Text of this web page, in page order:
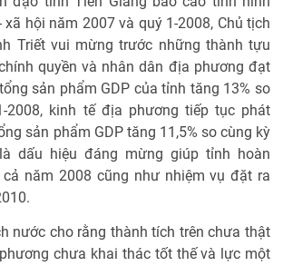
xã hội năm 2007 và quý 1-2008, Chủ tịch
Triết vui mừng trước những thành tựu
quyền và nhân dân địa phương đạt
sản phẩm GDP của tỉnh tăng 13% so
2008, kinh tế địa phương tiếp tục phát
sản phẩm GDP tăng 11,5% so cùng kỳ
dấu hiệu đáng mừng giúp tỉnh hoàn
năm 2008 cũng như nhiệm vụ đặt ra
nước cho rằng thành tích trên chưa thật
chưa khai thác tốt thế và lực một